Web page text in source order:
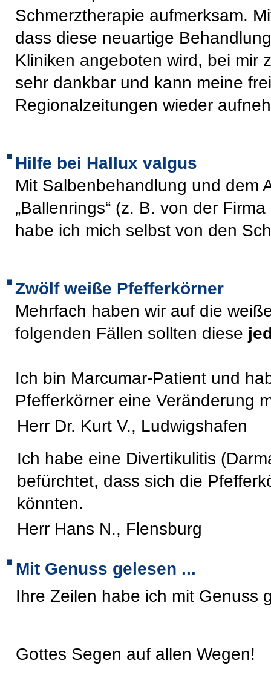
Schmerztherapie aufmerksam.
dass diese neuartige
Kliniken angeboten wird, bei mir
sehr dankbar und kann meine
Regionalzeitungen wieder
Hilfe bei Hallux valgus
Mit Salbenbehandlung und dem
„Ballenrings“ (z. B. von der
habe ich mich selbst von den
Zwölf weiße Pfefferkörner
Mehrfach haben wir auf die
folgenden Fällen sollten diese
Ich bin Marcumar-Patient und
Pfefferkörner eine Veränderung
Herr Dr. Kurt V., Ludwigshafen
Ich habe eine Divertikulitis
befürchtet, dass sich die
könnten.
Herr Hans N., Flensburg
Mit Genuss gelesen ...
Ihre Zeilen habe ich mit Genuss
Gottes Segen auf allen Wegen!